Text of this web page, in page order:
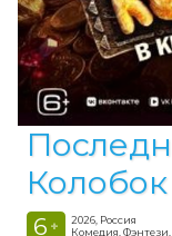
Колобок
6 +
2026, Россия
Комедия,